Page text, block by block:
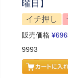
曜日】
イチ押し
販売価格 ¥696
9993